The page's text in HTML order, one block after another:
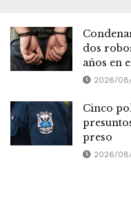
dos
años en
2026/
Cinco
preso
2026/